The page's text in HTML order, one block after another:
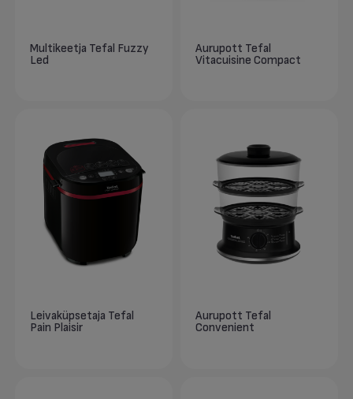
Multikeetja Tefal Fuzzy
Led
Aurupott Tefal
Vitacuisine Compact
Leivaküpsetaja Tefal
Pain Plaisir
Aurupott Tefal
Convenient